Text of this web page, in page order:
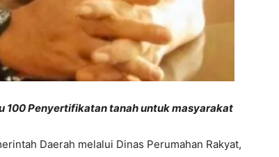
100 Penyertifikatan tanah untuk masyarakat
Daerah melalui Dinas Perumahan Rakyat,